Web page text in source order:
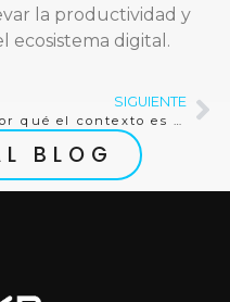
la productividad y
ecosistema digital.
SIGUIENTE
Por qué el contexto es clave para el éxito de la inteligencia artificial en ventas y marketing
BLOG